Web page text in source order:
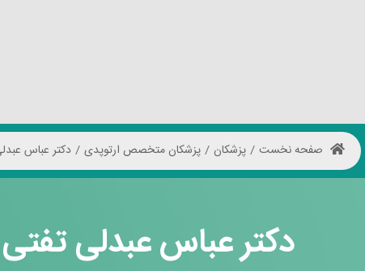
صفحه نخست / پزشکان / پزشکان متخصص ارتوپدی / دکتر عباس
دکتر عباس عبدلی تفتی